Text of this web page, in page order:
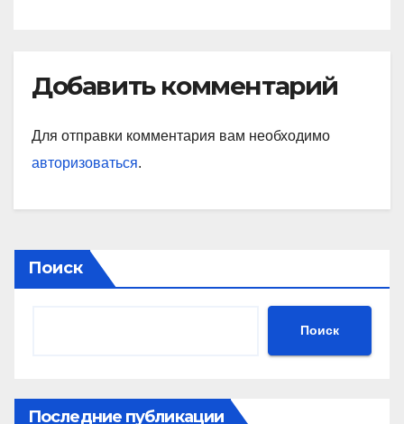
Добавить комментарий
Для отправки комментария вам необходимо
авторизоваться.
Поиск
Поиск
Последние публикации